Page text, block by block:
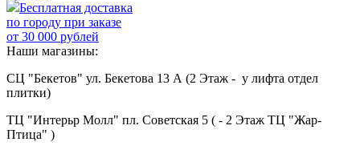
Бесплатная доставка
по городу при заказе
от 30 000 рублей
Наши магазины:
СЦ "Бекетов" ул. Бекетова 13 А (2 Этаж - у лифта отдел
плитки)
ТЦ "Интерьр Молл" пл. Советская 5 ( - 2 Этаж ТЦ "Жар-
Птица" )